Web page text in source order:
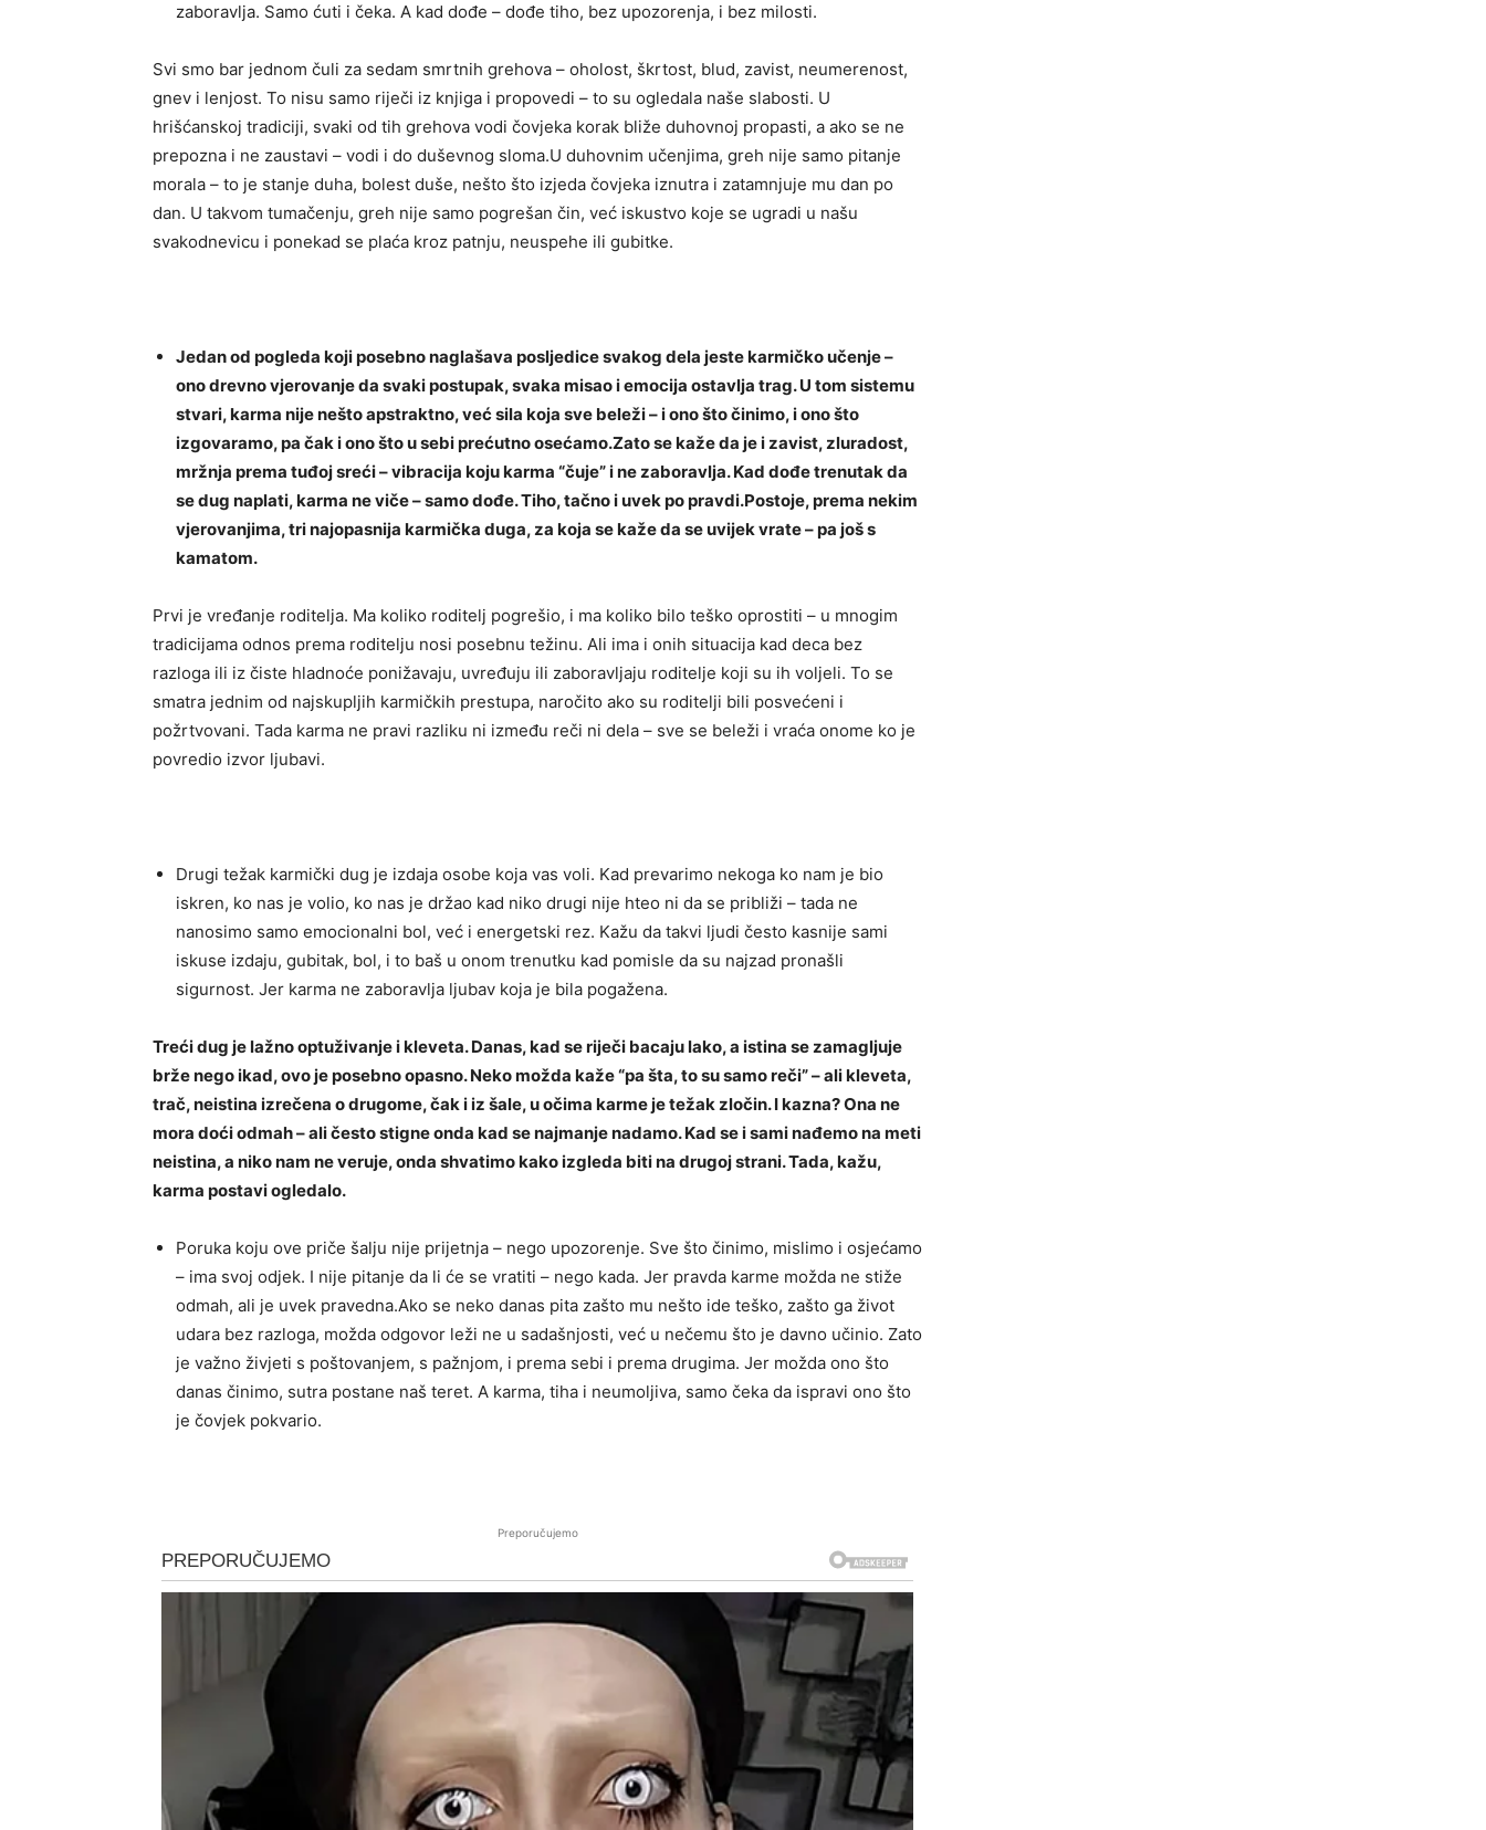
zaboravlja. Samo ćuti i čeka. A kad dođe – dođe tiho, bez upozorenja, i bez milosti.
Svi smo bar jednom čuli za sedam smrtnih grehova – oholost, škrtost, blud, zavist, neumerenost,
gnev i lenjost. To nisu samo riječi iz knjiga i propovedi – to su ogledala naše slabosti. U
hrišćanskoj tradiciji, svaki od tih grehova vodi čovjeka korak bliže duhovnoj propasti, a ako se ne
prepozna i ne zaustavi – vodi i do duševnog sloma.U duhovnim učenjima, greh nije samo pitanje
morala – to je stanje duha, bolest duše, nešto što izjeda čovjeka iznutra i zatamnjuje mu dan po
dan. U takvom tumačenju, greh nije samo pogrešan čin, već iskustvo koje se ugradi u našu
svakodnevicu i ponekad se plaća kroz patnju, neuspehe ili gubitke.
Jedan od pogleda koji posebno naglašava posljedice svakog dela jeste karmičko učenje –
ono drevno vjerovanje da svaki postupak, svaka misao i emocija ostavlja trag. U tom sistemu
stvari, karma nije nešto apstraktno, već sila koja sve beleži – i ono što činimo, i ono što
izgovaramo, pa čak i ono što u sebi prećutno osećamo.Zato se kaže da je i zavist, zluradost,
mržnja prema tuđoj sreći – vibracija koju karma “čuje” i ne zaboravlja. Kad dođe trenutak da
se dug naplati, karma ne viče – samo dođe. Tiho, tačno i uvek po pravdi.Postoje, prema nekim
vjerovanjima, tri najopasnija karmička duga, za koja se kaže da se uvijek vrate – pa još s
kamatom.
Prvi je vređanje roditelja. Ma koliko roditelj pogrešio, i ma koliko bilo teško oprostiti – u mnogim
tradicijama odnos prema roditelju nosi posebnu težinu. Ali ima i onih situacija kad deca bez
razloga ili iz čiste hladnoće ponižavaju, uvređuju ili zaboravljaju roditelje koji su ih voljeli. To se
smatra jednim od najskupljih karmičkih prestupa, naročito ako su roditelji bili posvećeni i
požrtvovani. Tada karma ne pravi razliku ni između reči ni dela – sve se beleži i vraća onome ko je
povredio izvor ljubavi.
Drugi težak karmički dug je izdaja osobe koja vas voli. Kad prevarimo nekoga ko nam je bio
iskren, ko nas je volio, ko nas je držao kad niko drugi nije hteo ni da se približi – tada ne
nanosimo samo emocionalni bol, već i energetski rez. Kažu da takvi ljudi često kasnije sami
iskuse izdaju, gubitak, bol, i to baš u onom trenutku kad pomisle da su najzad pronašli
sigurnost. Jer karma ne zaboravlja ljubav koja je bila pogažena.
Treći dug je lažno optuživanje i kleveta. Danas, kad se riječi bacaju lako, a istina se zamagljuje
brže nego ikad, ovo je posebno opasno. Neko možda kaže “pa šta, to su samo reči” – ali kleveta,
trač, neistina izrečena o drugome, čak i iz šale, u očima karme je težak zločin. I kazna? Ona ne
mora doći odmah – ali često stigne onda kad se najmanje nadamo. Kad se i sami nađemo na meti
neistina, a niko nam ne veruje, onda shvatimo kako izgleda biti na drugoj strani. Tada, kažu,
karma postavi ogledalo.
Poruka koju ove priče šalju nije prijetnja – nego upozorenje. Sve što činimo, mislimo i osjećamo
– ima svoj odjek. I nije pitanje da li će se vratiti – nego kada. Jer pravda karme možda ne stiže
odmah, ali je uvek pravedna.Ako se neko danas pita zašto mu nešto ide teško, zašto ga život
udara bez razloga, možda odgovor leži ne u sadašnjosti, već u nečemu što je davno učinio. Zato
je važno živjeti s poštovanjem, s pažnjom, i prema sebi i prema drugima. Jer možda ono što
danas činimo, sutra postane naš teret. A karma, tiha i neumoljiva, samo čeka da ispravi ono što
je čovjek pokvario.
Preporučujemo